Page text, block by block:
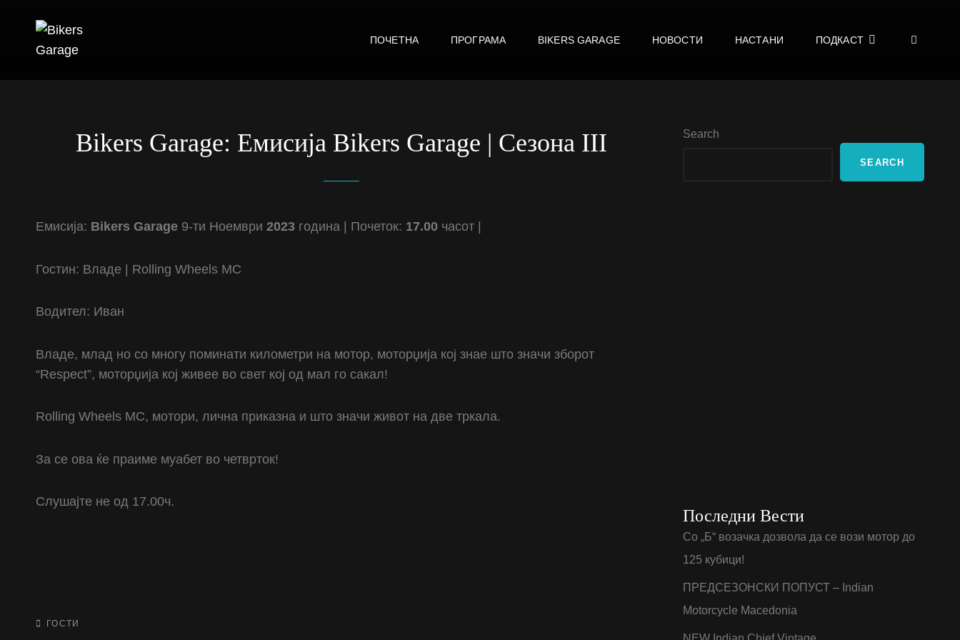
ПОЧЕТНА ПРОГРАМА BIKERS GARAGE НОВОСТИ НАСТАНИ ПОДКАСТ
Bikers Garage: Емисија Bikers Garage | Сезона III
Емисија: Bikers Garage 9-ти Ноември 2023 година | Почеток: 17.00 часот |
Гостин: Владе | Rolling Wheels MC
Водител: Иван
Владе, млад но со многу поминати километри на мотор, моторџија кој знае што значи зборот
“Respect”, моторџија кој живее во свет кој од мал го сакал!
Rolling Wheels MC, мотори, лична приказна и што значи живот на две тркала.
За се ова ќе праиме муабет во четврток!
Слушајте не од 17.00ч.
CATEGORIES
ГОСТИ
Search
SEARCH
Последни Вести
Со „Б“ возачка дозвола да се вози мотор до
125 кубици!
ПРЕДСЕЗОНСКИ ПОПУСТ – Indian
Motorcycle Macedonia